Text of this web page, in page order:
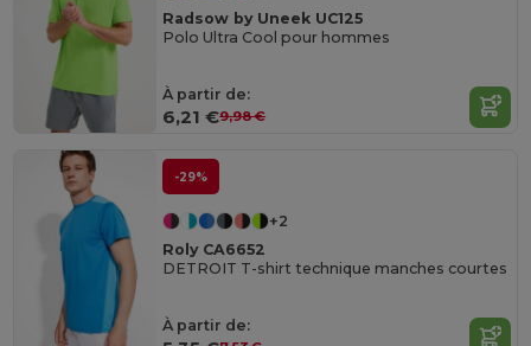
Radsow by Uneek UC125
Polo Ultra Cool pour hommes
À partir de:
6,21 €9,98 €
-29%
+2
Roly CA6652
DETROIT T-shirt technique manches courtes
À partir de: